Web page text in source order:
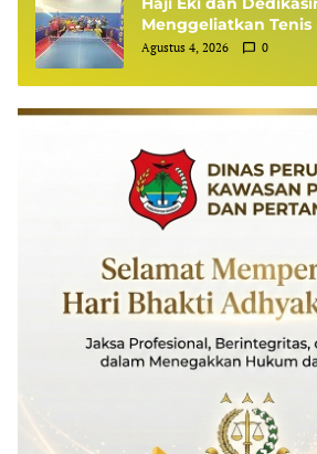
Menggeliatkan
Agustus 4, 2026 0